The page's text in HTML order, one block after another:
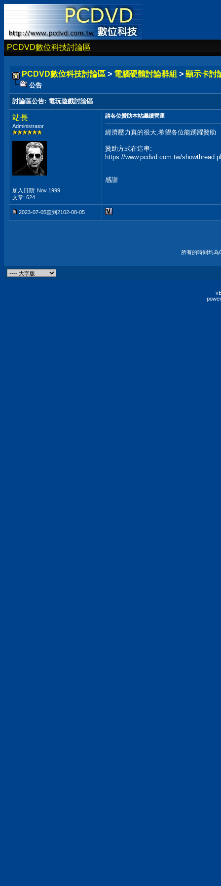
PCDVD數位科技討論區
PCDVD數位科技討論區 > 電腦硬體討論群組 > 顯示卡討
公告
討論區公告: 電玩遊戲討論區
站長
Administrator
加入日期: Nov 1999
文章: 624
請各位贊助本站繼續營運
經濟壓力真的很大,希望各位能踴躍贊助
贊助方式在這串:
https://www.pcdvd.com.tw/
感謝
2023-07-05直到2102-08-05
所有的時間均為